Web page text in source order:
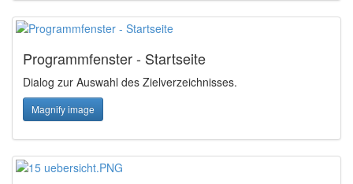
Programmfenster - Startseite
Dialog zur Auswahl des Zielverzeichnisses.
Magnify image